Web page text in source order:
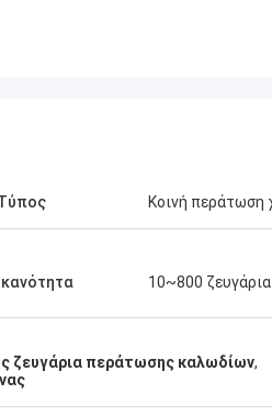
Κοινή περάτωση
Ικανότητα 10~800 ζευγάρια
ζευγάρια περάτωσης καλωδίων,